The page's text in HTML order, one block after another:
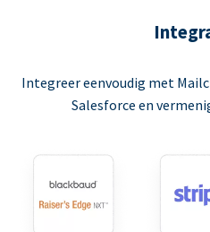
Integreer eenvoudig met
Salesforce en